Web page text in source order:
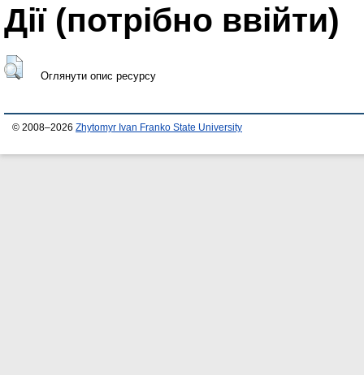
Дії ​​(потрібно ввійти)
Оглянути опис ресурсу
© 2008–2026 Zhytomyr Ivan Franko State University